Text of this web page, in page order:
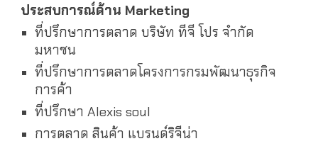
ประสบการณ์ด้าน Marketing
ที่ปรึกษาการตลาด บริษัท ทีจี โปร จำกัด
มหาชน
ที่ปรึกษาการตลาดโครงการกรมพัฒนาธุรกิจ
การค้า
ที่ปรึกษา Alexis soul
การตลาด สินค้า แบรนด์ริจีน่า